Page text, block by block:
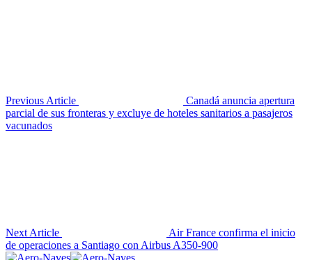
Previous Article
Canadá anuncia apertura
parcial de sus fronteras y excluye de hoteles sanitarios a pasajeros
vacunados
Next Article
Air France confirma el inicio
de operaciones a Santiago con Airbus A350-900